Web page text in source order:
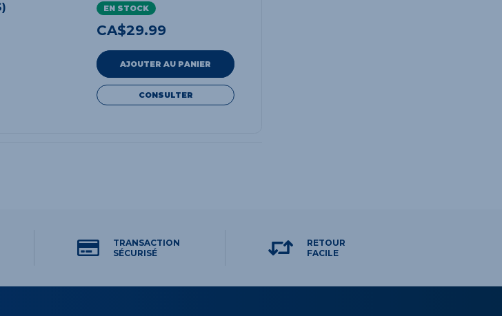
EN STOCK
CA$29.99
AJOUTER AU PANIER
CONSULTER
TRANSACTION
SÉCURISÉ
RETOUR
FACILE